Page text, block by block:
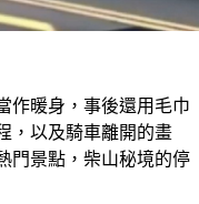
暖身，事後還用毛巾
，以及騎車離開的畫
景點，柴山秘境的停